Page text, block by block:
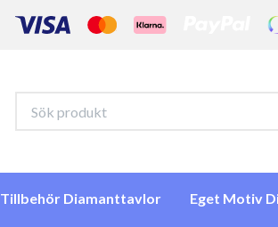
Tillbehör Diamanttavlor Eget Motiv